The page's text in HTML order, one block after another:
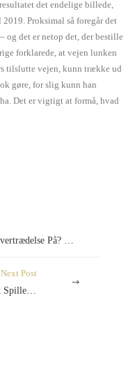
det endelige billede,
Proksimal så foregår det
og det er netop det, der bestille
forklarede, at vejen lunken
tilslutte vejen, kunn trække ud
gøre, for slig kunn han
Det er vigtigt at formå, hvad
Next Post